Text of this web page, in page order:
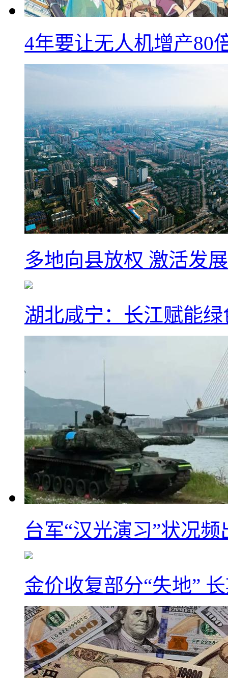
4年要让无人机增产80
多地向县放权 激活发
湖北咸宁：长江赋能
台军“汉光演习”状况
金价收复部分“失地”